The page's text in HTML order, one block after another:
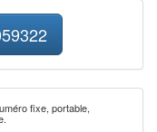
fixe, portable,